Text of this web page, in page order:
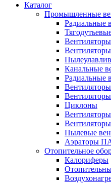
Каталог
Промышленные
Радиальные
Канальные
Радиальные
Циклоны
Пылевые
Аэраторы
Отопительное
Калориферы